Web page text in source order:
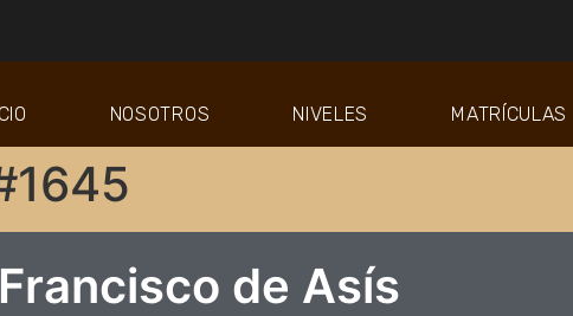
NOSOTROS NIVELES MATRÍCULAS
de Asís